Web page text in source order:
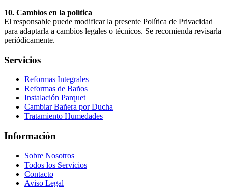
10. Cambios en la política
El responsable puede modificar la presente Política de Privacidad
para adaptarla a cambios legales o técnicos. Se recomienda revisarla
periódicamente.
Servicios
Reformas Integrales
Reformas de Baños
Instalación Parquet
Cambiar Bañera por Ducha
Tratamiento Humedades
Información
Sobre Nosotros
Todos los Servicios
Contacto
Aviso Legal